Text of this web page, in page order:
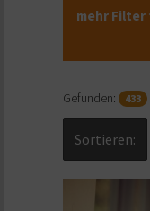
mehr Filter
Gefunden: 433
Sortieren: